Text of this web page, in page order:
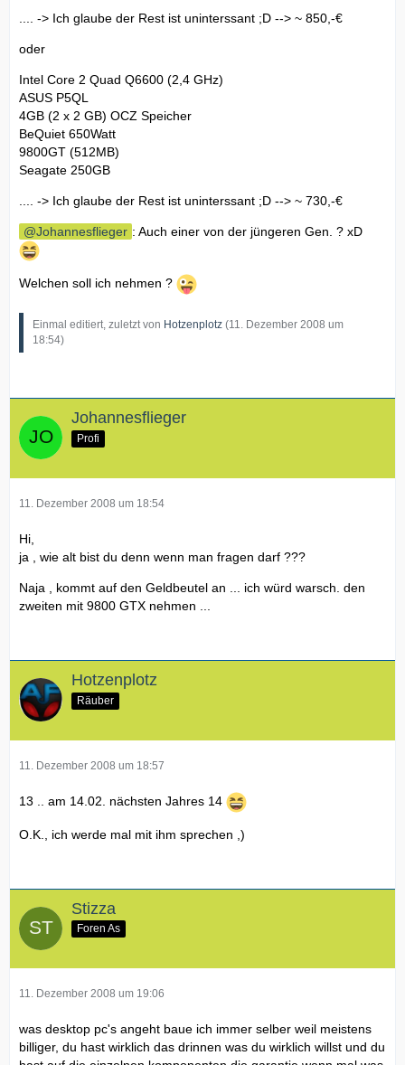
.... -> Ich glaube der Rest ist uninterssant ;D --> ~ 850,-€
oder
Intel Core 2 Quad Q6600 (2,4 GHz)
ASUS P5QL
4GB (2 x 2 GB) OCZ Speicher
BeQuiet 650Watt
9800GT (512MB)
Seagate 250GB
.... -> Ich glaube der Rest ist uninterssant ;D --> ~ 730,-€
Johannesflieger : Auch einer von der jüngeren Gen. ? xD
Welchen soll ich nehmen ?
Einmal editiert, zuletzt von Hotzenplotz (11. Dezember 2008 um
18:54)
Johannesflieger
Profi
11. Dezember 2008 um 18:54
Hi,
ja , wie alt bist du denn wenn man fragen darf ???
Naja , kommt auf den Geldbeutel an ... ich würd warsch. den
zweiten mit 9800 GTX nehmen ...
Hotzenplotz
Räuber
11. Dezember 2008 um 18:57
13 .. am 14.02. nächsten Jahres 14
O.K., ich werde mal mit ihm sprechen ,)
Stizza
Foren As
11. Dezember 2008 um 19:06
was desktop pc's angeht baue ich immer selber weil meistens
billiger, du hast wirklich das drinnen was du wirklich willst und du